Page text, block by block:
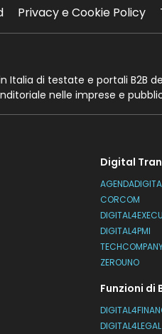
Privacy e Cookie Policy
Italia di testate e portali B2B
nelle imprese e
Digital
CORCOM
DIGITAL4PMI
ZEROUNO
Funzioni di
DIGITAL4LEGAL